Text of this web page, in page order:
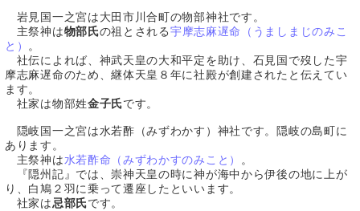
岩見国一之宮は大田市川合町の物部神社です。
主祭神は物部氏の祖とされる宇摩志麻遅命（うましまじのみこ
と） 。
社伝によれば、神武天皇の大和平定を助け、石見国で歿した宇
摩志麻遅命のため、継体天皇８年に社殿が創建されたと伝えてい
ます。
社家は物部姓金子氏です。
隠岐国一之宮は水若酢（みずわかす）神社です。隠岐の島町に
あります。
主祭神は水若酢命（みずわかすのみこと）
。
『隠州記』では、崇神天皇の時に神が海中から伊後の地に上が
り、白鳩２羽に乗って遷座したといいます。
社家は忌部氏です。